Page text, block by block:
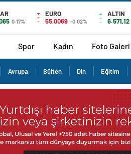
0.17%
EURO
55,0069 -0.02%
ALTIN
6.571,12
Spor Kadın Foto Galeri
Avrupa Bülten Din Eğitim